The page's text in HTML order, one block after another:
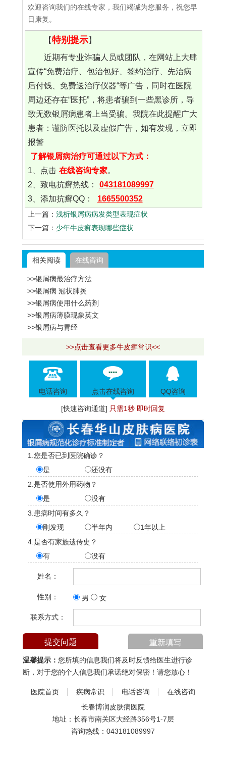
欢迎咨询我们的在线专家，我们竭诚为您服务，祝您早
日康复。
【特别提示】
近期有专业诈骗人员或团队，在网站上大肆
宣传“免费治疗、包治包好、签约治疗、先治病
后付钱、免费送治疗仪器“等广告，同时在医院
周边还存在“医托”，将患者骗到一些黑诊所，导
致无数银屑病患者上当受骗。我院在此提醒广大
患者：谨防医托以及虚假广告，如有发现，立即
报警
了解银屑病治疗可通过以下方式：
1、点击 在线咨询专家。
2、致电抗癣热线：
043181089997
3、添加抗癣QQ：
1665500352
上一篇： 浅析银屑病病发类型表现症状
下一篇： 少年牛皮癣表现哪些症状
相关阅读 在线咨询
>>银屑病最治疗方法
>>银屑病 冠状肺炎
>>银屑病使用什么药剂
>>银屑病薄膜现象英文
>>银屑病与胃经
>>点击查看更多牛皮癣常识<<
电话咨询 点击在线咨询 QQ咨询
[快速咨询通道] 只需1秒 即时回复
1.您是否已到医院确诊？
是
还没有
2.是否使用外用药物？
是
没有
3.患病时间有多久？
刚发现
半年内
1年以上
4.是否有家族遗传史？
有
没有
姓名：
性别： 男 女
联系方式：
温馨提示： 您所填的信息我们将及时反馈给医生进行诊
断，对于您的个人信息我们承诺绝对保密！请您放心！
医院首页 疾病常识 电话咨询
在线咨询
长春博润皮肤病医院
地址：长春市南关区大经路356号1-7层
咨询热线： 043181089997